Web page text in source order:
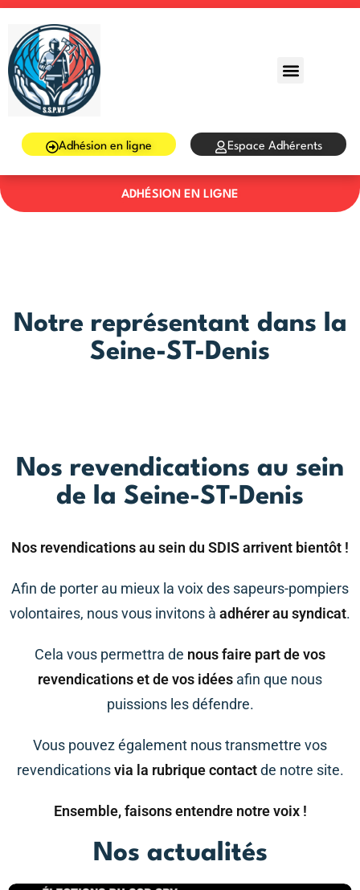
Adhésion en ligne Espace Adhérents
ADHÉSION EN LIGNE
Notre représentant dans la
Seine-ST-Denis
Nos revendications au sein
de la Seine-ST-Denis
Nos revendications au sein du SDIS arrivent bientôt !
Afin de porter au mieux la voix des sapeurs-pompiers
volontaires, nous vous invitons à adhérer au syndicat.
Cela vous permettra de nous faire part de vos
revendications et de vos idées afin que nous
puissions les défendre.
Vous pouvez également nous transmettre vos
revendicationsvia la rubrique contactde notre site.
Ensemble, faisons entendre notre voix !
Nos actualités